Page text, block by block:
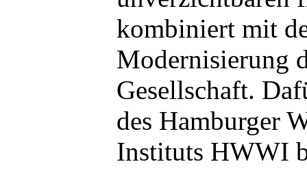
kombiniert mit
Modernisierung
Gesellschaft.
des Hamburger
Instituts HWWI